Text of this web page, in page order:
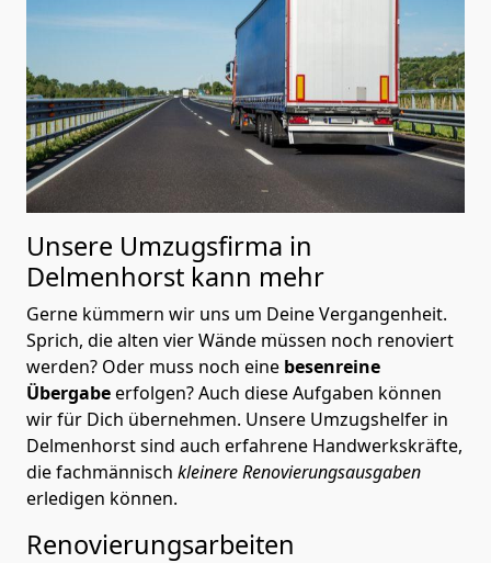
Unsere Umzugsfirma in
Delmenhorst kann mehr
Gerne kümmern wir uns um Deine Vergangenheit.
Sprich, die alten vier Wände müssen noch renoviert
werden? Oder muss noch eine besenreine
Übergabeerfolgen? Auch diese Aufgaben können
wir für Dich übernehmen. Unsere Umzugshelfer in
Delmenhorst sind auch erfahrene Handwerkskräfte,
die fachmännisch kleinere Renovierungsausgaben
erledigen können.
Renovierungsarbeiten